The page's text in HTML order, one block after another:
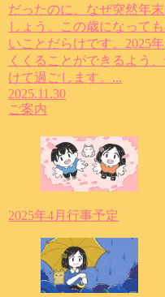
だったのに、なぜ突然年
しょう。この歳になって
いことだらけです。2025
くくることができるよう
けて過ごします。...
2025.11.30
ご案内
2025年4月行事予定